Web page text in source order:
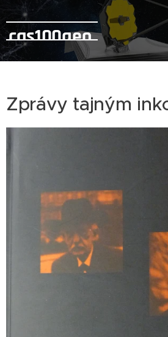
cas100geo
Zprávy tajným